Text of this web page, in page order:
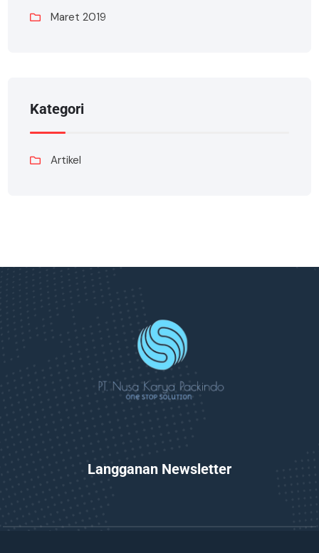
Maret 2019
Kategori
Artikel
Langganan Newsletter